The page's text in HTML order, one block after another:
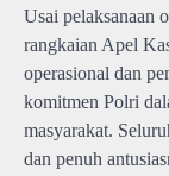
Usai pelaksanaan
rangkaian Apel
operasional dan
komitmen Polri
masyarakat.
dan penuh